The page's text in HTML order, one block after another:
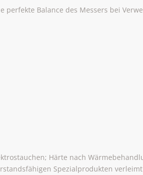
Balance des Messers bei
Härte nach
Spezialprodukten verleimt